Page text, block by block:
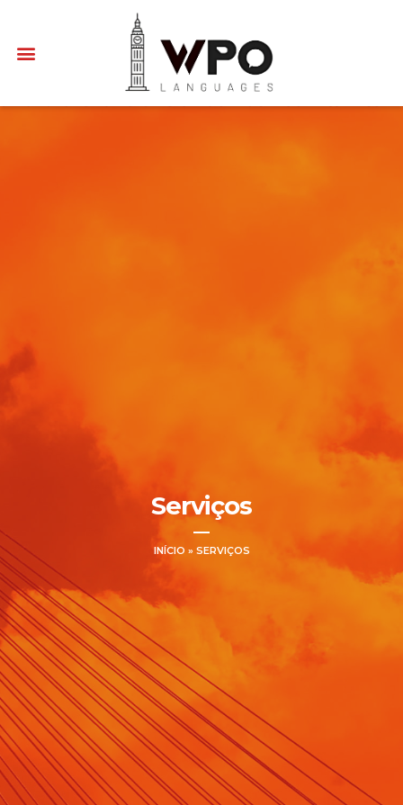
Serviços
INÍCIO » SERVIÇOS